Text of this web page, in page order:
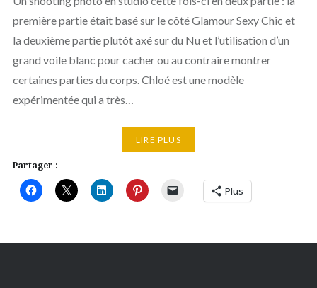
première partie était basé sur le côté Glamour Sexy Chic et
la deuxième partie plutôt axé sur du Nu et l’utilisation d’un
grand voile blanc pour cacher ou au contraire montrer
certaines parties du corps. Chloé est une modèle
expérimentée qui a très…
LIRE PLUS
Partager :
Plus